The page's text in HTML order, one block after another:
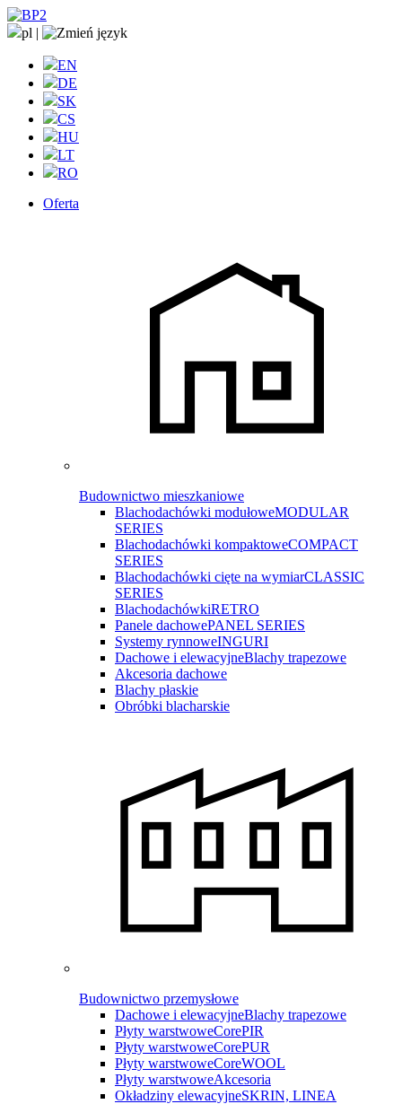
pl |
EN
DE
SK
CS
HU
LT
RO
Oferta
Budownictwo mieszkaniowe
Blachodachówki modułoweMODULAR
SERIES
Blachodachówki kompaktoweCOMPACT
SERIES
Blachodachówki cięte na wymiarCLASSIC
SERIES
BlachodachówkiRETRO
Panele dachowePANEL SERIES
Systemy rynnoweINGURI
Dachowe i elewacyjneBlachy trapezowe
Akcesoria dachowe
Blachy płaskie
Obróbki blacharskie
Budownictwo przemysłowe
Dachowe i elewacyjneBlachy trapezowe
Płyty warstwoweCorePIR
Płyty warstwoweCorePUR
Płyty warstwoweCoreWOOL
Płyty warstwoweAkcesoria
Okładziny elewacyjneSKRIN, LINEA